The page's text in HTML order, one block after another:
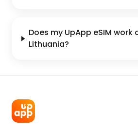
Does my UpApp eSIM work
Lithuania?